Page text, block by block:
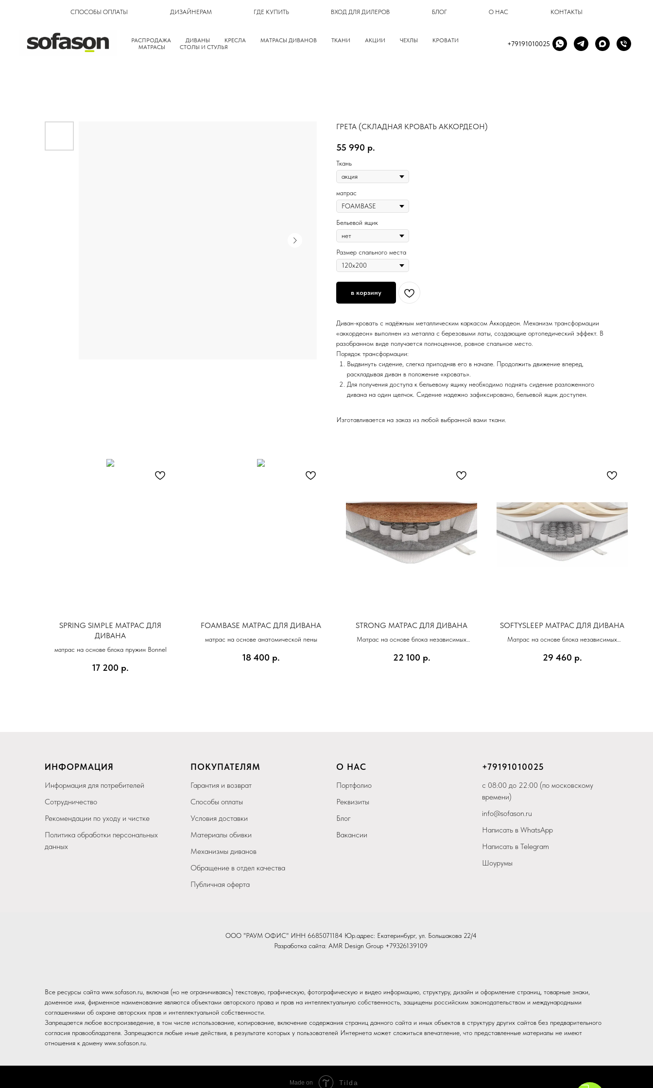
СПОСОБЫ ОПЛАТЫ ДИЗАЙНЕРАМ ГДЕ КУПИТЬ ВХОД ДЛЯ ДИЛЕРОВ БЛОГ О НАС КОНТАКТЫ
РАСПРОДАЖА ДИВАНЫ КРЕСЛА МАТРАСЫ ДИВАНОВ ТКАНИ АКЦИИ ЧЕХЛЫ
КРОВАТИ
МАТРАСЫ
СТОЛЫ И СТУЛЬЯ +79191010025
ГРЕТА (СКЛАДНАЯ КРОВАТЬ АККОРДЕОН)
55 990 р.
Ткань
матрас
Бельевой ящик
Размер спального места
в корзину
Диван-кровать с надёжным металлическим каркасом Аккордеон. Механизм трансформации
«аккордеон» выполнен из металла с березовыми латы, создающие ортопедический эффект. В
разобранном виде получается полноценное, ровное спальное место.
Порядок трансформации:
Выдвинуть сидение, слегка приподняв его в начале. Продолжить движение вперед,
раскладывая диван в положение «кровать».
Для получения доступа к бельевому ящику необходимо поднять сидение разложенного
дивана на один щелчок. Сидение надежно зафиксировано, бельевой ящик доступен.
Изготавливается на заказ из любой выбранной вами ткани.
SPRING SIMPLE МАТРАС ДЛЯ
ДИВАНА
матрас на основе блока пружин Bonnel
17 200 р.
FOAMBASE МАТРАС ДЛЯ ДИВАНА
матрас на основе анатомической пены
18 400 р.
STRONG МАТРАС ДЛЯ ДИВАНА
Матрас на основе блока независимых
койры
22 100 р.
SOFTYSLEEP МАТРАС ДЛЯ ДИВАНА
Матрас на основе блока независимых
29 460 р.
ИНФОРМАЦИЯ
Информация для потребителей
Сотрудничество
Рекомендации по уходу и чистке
Политика обработки персональных
данных
ПОКУПАТЕЛЯМ
Гарантия и возврат
Способы оплаты
Условия доставки
Материалы обивки
Механизмы диванов
Обращение в отдел качества
Публичная оферта
О НАС
Портфолио
Реквизиты
Блог
Вакансии
+79191010025
с 08:00 до 22:00 (по московскому
времени)
info@sofason.ru
Написать в WhatsApp
Написать в Telegram
Шоурумы
ООО "РАУМ ОФИС" ИНН 6685071184 Юр.адрес: Екатеринбург, ул. Большакова 22/4
Разработка сайта: AMR Design Group +79326139109
Все ресурсы сайта www.sofason.ru, включая (но не ограничиваясь) текстовую, графическую, фотографическую и видео информацию, структуру, дизайн и оформление страниц, товарные знаки,
доменное имя, фирменное наименование являются объектами авторского права и прав на интеллектуальную собственность, защищены российским законодательством и международными
соглашениями об охране авторских прав и интеллектуальной собственности.
Запрещается любое воспроизведение, в том числе использование, копирование, включение содержания страниц данного сайта и иных объектов в структуру других сайтов без предварительного
согласия правообладателя. Запрещаются любые иные действия, в результате которых у пользователей Интернета может сложиться впечатление, что представленные материалы не имеют
отношения к домену www.sofason.ru.
Made on Tilda